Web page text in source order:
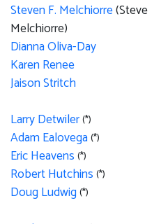
Steven F. Melchiorre(Steve
Melchiorre)
Dianna Oliva-Day
Karen Renee
Jaison Stritch
Larry Detwiler(*)
Adam Ealovega(*)
Eric Heavens (*)
Robert Hutchins (*)
Doug Ludwig(*)